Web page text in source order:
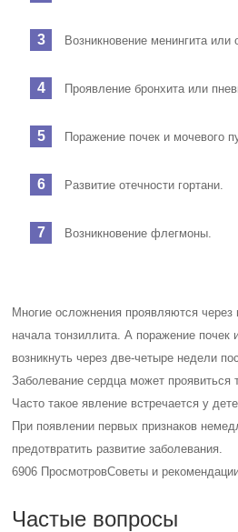
Возникновение менингита или
Проявление бронхита или
Поражение почек и мочевого
Развитие отечности гортани.
Возникновение флегмоны.
Многие осложнения проявляются через
начала тонзиллита. А поражение почек
возникнуть через две-четыре недели
Заболевание сердца может проявиться
Часто такое явление встречается у
При появлении первых признаков
предотвратить развитие заболевания.
6906 ПросмотровСоветы и
Частые вопросы